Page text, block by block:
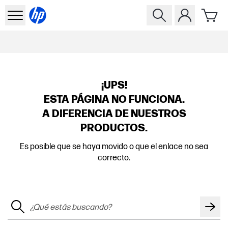
¡UPS!
ESTA PÁGINA NO FUNCIONA.
A DIFERENCIA DE NUESTROS
PRODUCTOS.
Es posible que se haya movido o que el enlace no sea
correcto.